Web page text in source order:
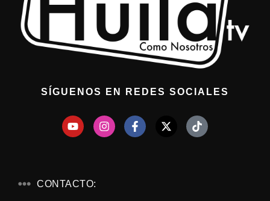
SÍGUENOS EN REDES SOCIALES
CONTACTO: